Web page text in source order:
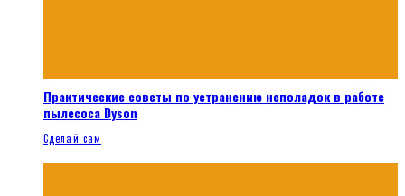
Практические советы по устранению неполадок в работе
пылесоса Dyson
Сделай сам